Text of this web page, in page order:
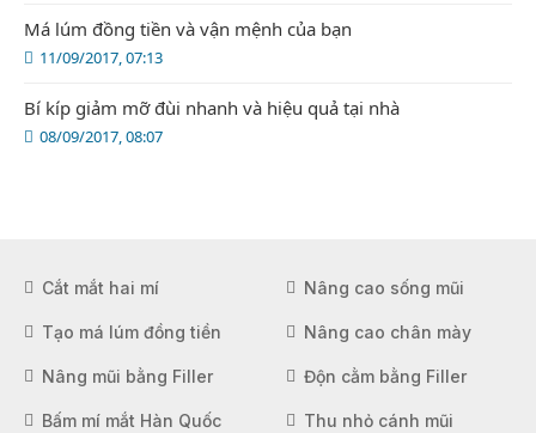
11/09/2017, 07:13
Má lúm đồng tiền và vận mệnh của bạn
08/09/2017, 08:07
Bí kíp giảm mỡ đùi nhanh và hiệu quả tại nhà
Cắt mắt hai mí Nâng cao sống mũi
Tạo má lúm đồng tiền Nâng cao chân mày
Nâng mũi bằng Filler Độn cằm bằng Filler
Bấm mí mắt Hàn Quốc Thu nhỏ cánh mũi